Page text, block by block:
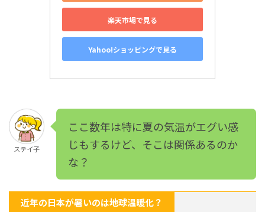
楽天市場で見る
Yahoo!ショッピングで見る
ステイ子
ここ数年は特に夏の気温がエグい感
じもするけど、そこは関係あるのか
な？
近年の日本が暑いのは地球温暖化？